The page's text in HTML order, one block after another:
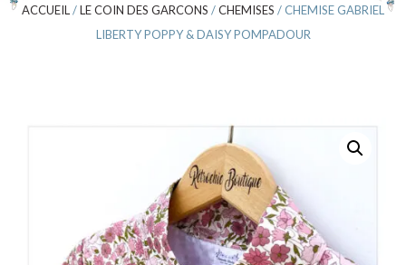
ACCUEIL /LE COIN DES GARCONS /CHEMISES / CHEMISE GABRIEL
LIBERTY POPPY & DAISY POMPADOUR